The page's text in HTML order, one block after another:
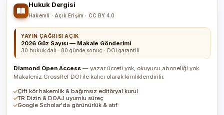
Hukuk Dergisi
Hakemli · Açık Erişim · CC BY 4.0
YAYIN ÇAĞRISI AÇIK
2026 Güz Sayısı — Makale Gönderimi
30 hukuk dalı · 80 günde sonuç · DOI garantili
Diamond Open Access — yazar ücreti yok, okuyucu aboneliği yok.
Makaleniz CrossRef DOI ile kalıcı olarak kimliklendirilir.
Çift kör hakemlik & bağımsız editöryal kurul
TR Dizin & DOAJ uyumlu süreç
Google Scholar'da görünürlük & atıf